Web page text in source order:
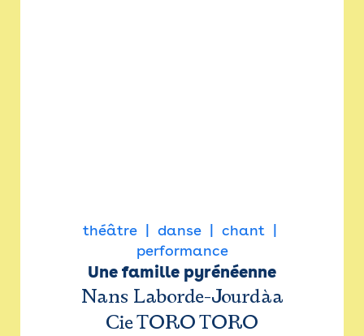
théâtre danse
chant
performance
Une famille pyrénéenne
Nans Laborde-Jourdàa
Cie TORO TORO